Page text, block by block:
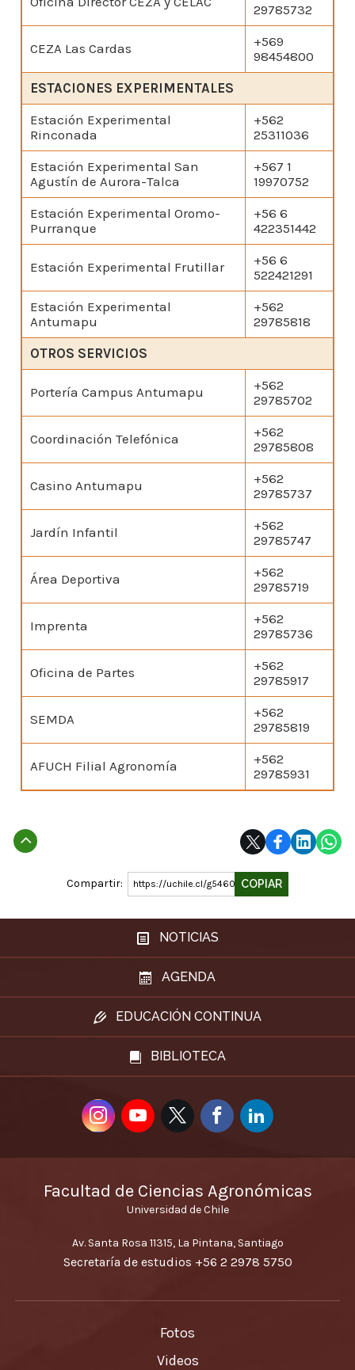
29785732
CEZA Las Cardas
+569
98454800
ESTACIONES EXPERIMENTALES
Estación Experimental
Rinconada
+562
25311036
Estación Experimental San
Agustín de Aurora-Talca
+567 1
19970752
Estación Experimental Oromo-
Purranque
+56 6
422351442
Estación Experimental Frutillar
+56 6
522421291
Estación Experimental
Antumapu
+562
29785818
OTROS SERVICIOS
Portería Campus Antumapu
+562
29785702
Coordinación Telefónica
+562
29785808
Casino Antumapu
+562
29785737
Jardín Infantil
+562
29785747
Área Deportiva
+562
29785719
Imprenta
+562
29785736
Oficina de Partes
+562
29785917
SEMDA
+562
29785819
AFUCH Filial Agronomía
+562
29785931
Subir
Compartir: https://uchile.cl/g54601 COPIAR
NOTICIAS
AGENDA
EDUCACIÓN CONTINUA
BIBLIOTECA
Facultad de Ciencias Agronómicas
Universidad de Chile
Av. Santa Rosa 11315, La Pintana, Santiago
Secretaría de estudios +56 2 2978 5750
Fotos
Videos